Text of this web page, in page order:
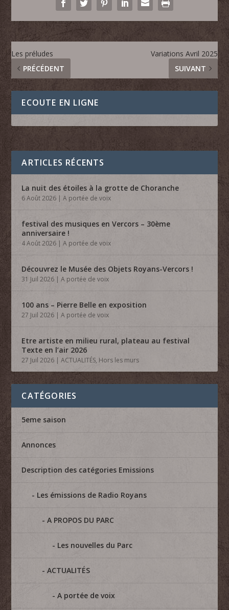
Les préludes
PRÉCÉDENT
Variations Avril 2025
SUIVANT
ECOUTE EN LIGNE
ARTICLES RÉCENTS
La nuit des étoiles à la grotte de Choranche
6 Août 2026 |A portée de voix
festival des musiques en Vercors – 30ème
anniversaire !
4 Août 2026 |A portée de voix
Découvrez le Musée des Objets Royans-Vercors !
31 Juil 2026 |A portée de voix
100 ans – Pierre Belle en exposition
27 Juil 2026 |A portée de voix
Etre artiste en milieu rural, plateau au festival
Texte en l’air 2026
27 Juil 2026 |ACTUALITÉS, Hors les murs
CATÉGORIES
5eme saison
Annonces
Description des catégories Emissions
Les émissions de Radio Royans
A PROPOS DU PARC
Les nouvelles du Parc
ACTUALITÉS
A portée de voix